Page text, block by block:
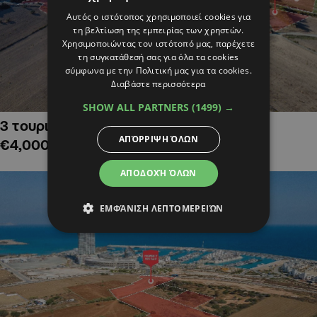
3 τουριστικά χωράφια στην Αλαμινό,
€4,000,000
Αυτός ο ιστότοπος χρησιμοποιεί cookies για
τη βελτίωση της εμπειρίας των χρηστών.
Χρησιμοποιώντας τον ιστότοπό μας, παρέχετε
τη συγκατάθεσή σας για όλα τα cookies
σύμφωνα με την Πολιτική μας για τα cookies.
Διαβάστε περισσότερα
SHOW ALL PARTNERS (1499) →
ΑΠΟΔΟΧΉ ΌΛΩΝ
ΑΠΌΡΡΙΨΗ ΌΛΩΝ
ΕΜΦΆΝΙΣΗ ΛΕΠΤΟΜΕΡΕΙΏΝ